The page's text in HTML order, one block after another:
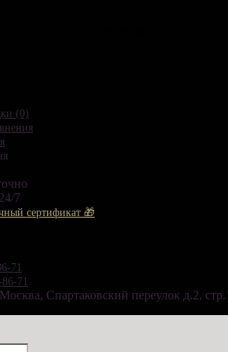
(0)
7
сертификат 🎁
71
71
Спартаковский переулок д.2,